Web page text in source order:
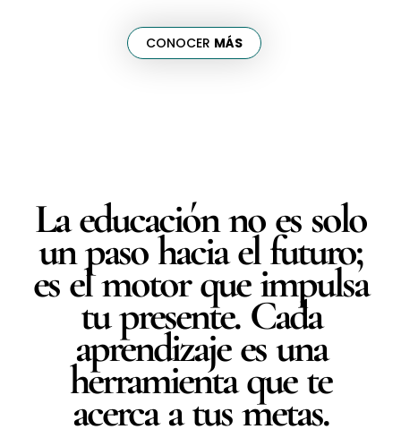
CONOCER MÁS
La educación no es solo
un paso hacia el futuro;
es el motor que impulsa
tu presente. Cada
aprendizaje es una
herramienta que te
acerca a tus metas.